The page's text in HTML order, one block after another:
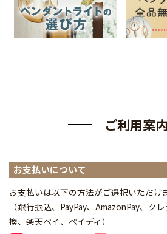
ご利用案内
お支払いについて
お支払いは以下の方法がご選択いただけ
（銀行振込、PayPay、AmazonPay、ク
換、楽天ペイ、ペイディ ）